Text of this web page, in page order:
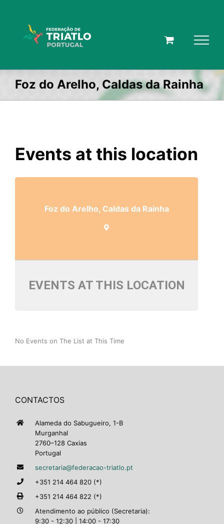
Foz do Arelho, Caldas da Rainha
Events at this location
Foz do Arelho, Caldas da Rainha
EVENTS AT THIS LOCATION
No Events on The List at This Time
CONTACTOS
Alameda do Sabugueiro, 1-B
Murganhal
2760–128 Caxias
Portugal
secretaria@federacao-triatlo.pt
+351 214 464 820 (*)
+351 214 464 822 (*)
Atendimento ao público (Secretaria):
9:30 - 12:30 | 14:00 - 17:30